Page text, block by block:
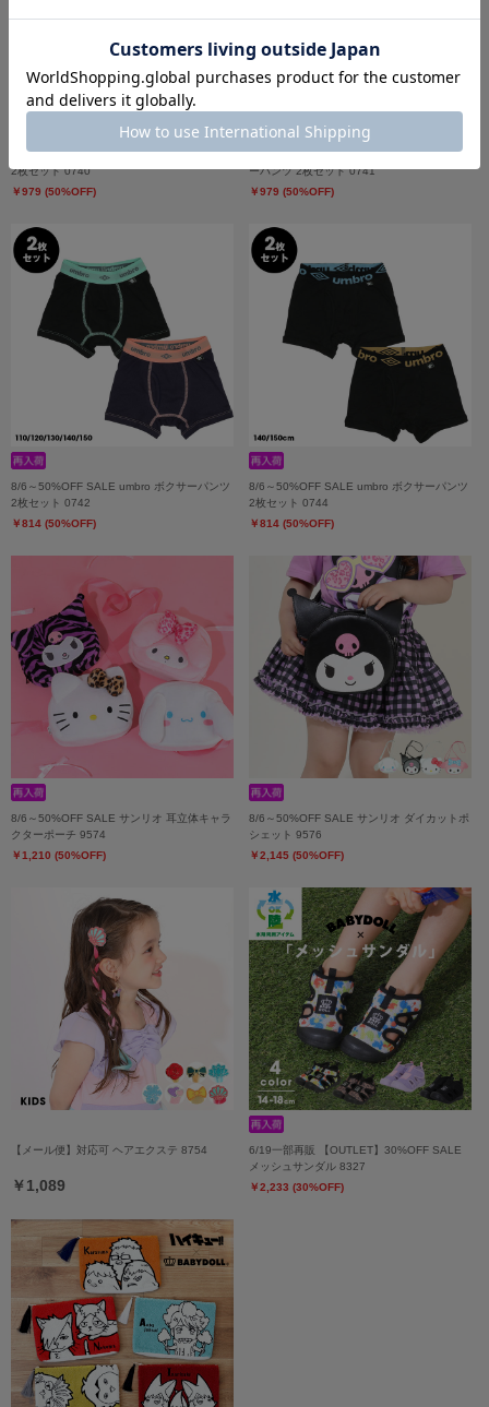
8/6～50%OFF SALE adidas ボクサーパンツ
2枚セット 0740
￥979 (50%OFF)
8/6～50%OFF SALE adidas メッシュボクサ
ーパンツ 2枚セット 0741
￥979 (50%OFF)
8/6～50%OFF SALE umbro ボクサーパンツ
2枚セット 0742
￥814 (50%OFF)
8/6～50%OFF SALE umbro ボクサーパンツ
2枚セット 0744
￥814 (50%OFF)
8/6～50%OFF SALE サンリオ 耳立体キャラ
クターポーチ 9574
￥1,210 (50%OFF)
8/6～50%OFF SALE サンリオ ダイカットポ
シェット 9576
￥2,145 (50%OFF)
【メール便】対応可 ヘアエクステ 8754
￥1,089
6/19一部再販 【OUTLET】30%OFF SALE
メッシュサンダル 8327
￥2,233 (30%OFF)